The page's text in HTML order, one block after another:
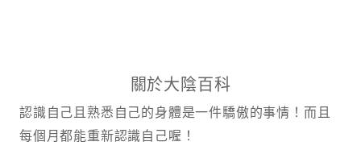
關於大陰百科
認識自己且熟悉自己的身體是一件驕傲的事情！而且
每個月都能重新認識自己喔！